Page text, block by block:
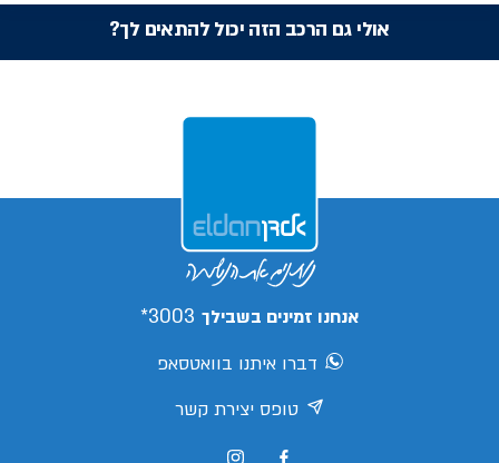
אולי גם הרכב הזה יכול להתאים לך?
אנחנו זמינים בשבילך 3003*
דברו איתנו בוואטסאפ
טופס יצירת קשר